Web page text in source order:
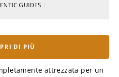
GUIDES |
DI PIÙ
attrezzata per un